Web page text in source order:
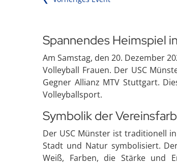
Spannendes Heimspiel
Am Samstag, den 20. Dezember
Volleyball Frauen. Der USC
Gegner Allianz MTV Stuttgart.
Volleyballsport.
Symbolik der
Der USC Münster ist traditionell
Stadt und Natur symbolisiert.
Weiß, Farben, die Stärke und